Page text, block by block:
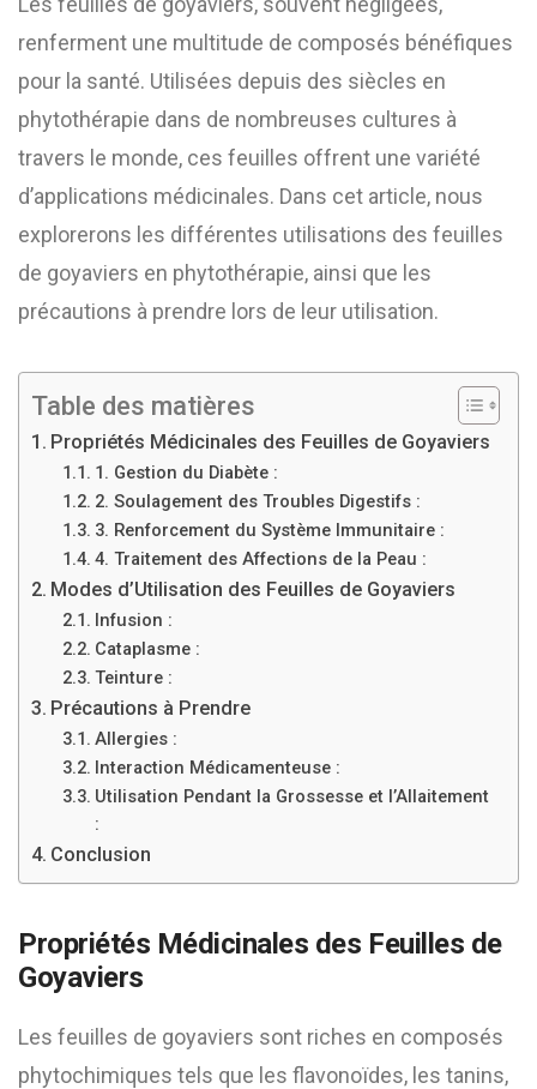
renferment une multitude de composés bénéfiques
pour la santé. Utilisées depuis des siècles en
phytothérapie dans de nombreuses cultures à
travers le monde, ces feuilles offrent une variété
d’applications médicinales. Dans cet article, nous
explorerons les différentes utilisations des feuilles
de goyaviers en phytothérapie, ainsi que les
précautions à prendre lors de leur utilisation.
Table des matières
Propriétés Médicinales des Feuilles de Goyaviers
1. Gestion du Diabète :
2. Soulagement des Troubles Digestifs :
3. Renforcement du Système Immunitaire :
4. Traitement des Affections de la Peau :
Modes d’Utilisation des Feuilles de Goyaviers
Infusion :
Cataplasme :
Teinture :
Précautions à Prendre
Allergies :
Interaction Médicamenteuse :
Utilisation Pendant la Grossesse et l’Allaitement
:
Conclusion
Propriétés Médicinales des Feuilles de
Goyaviers
Les feuilles de goyaviers sont riches en composés
phytochimiques tels que les flavonoïdes, les tanins,